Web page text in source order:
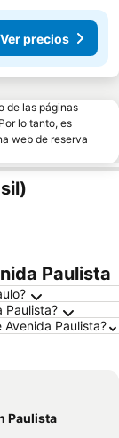
Ver precios
de las páginas
lo tanto, es
web de reserva
Paulista
Paulista?
Paulista?
Paulista